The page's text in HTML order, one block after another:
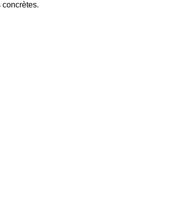
concrètes.